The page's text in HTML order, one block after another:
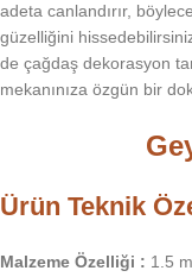
adeta canlandırır,
güzelliğini
de çağdaş dekorasyon
mekanınıza özgün bir
Ürün Teknik
Malzeme Özelliği : 1.5